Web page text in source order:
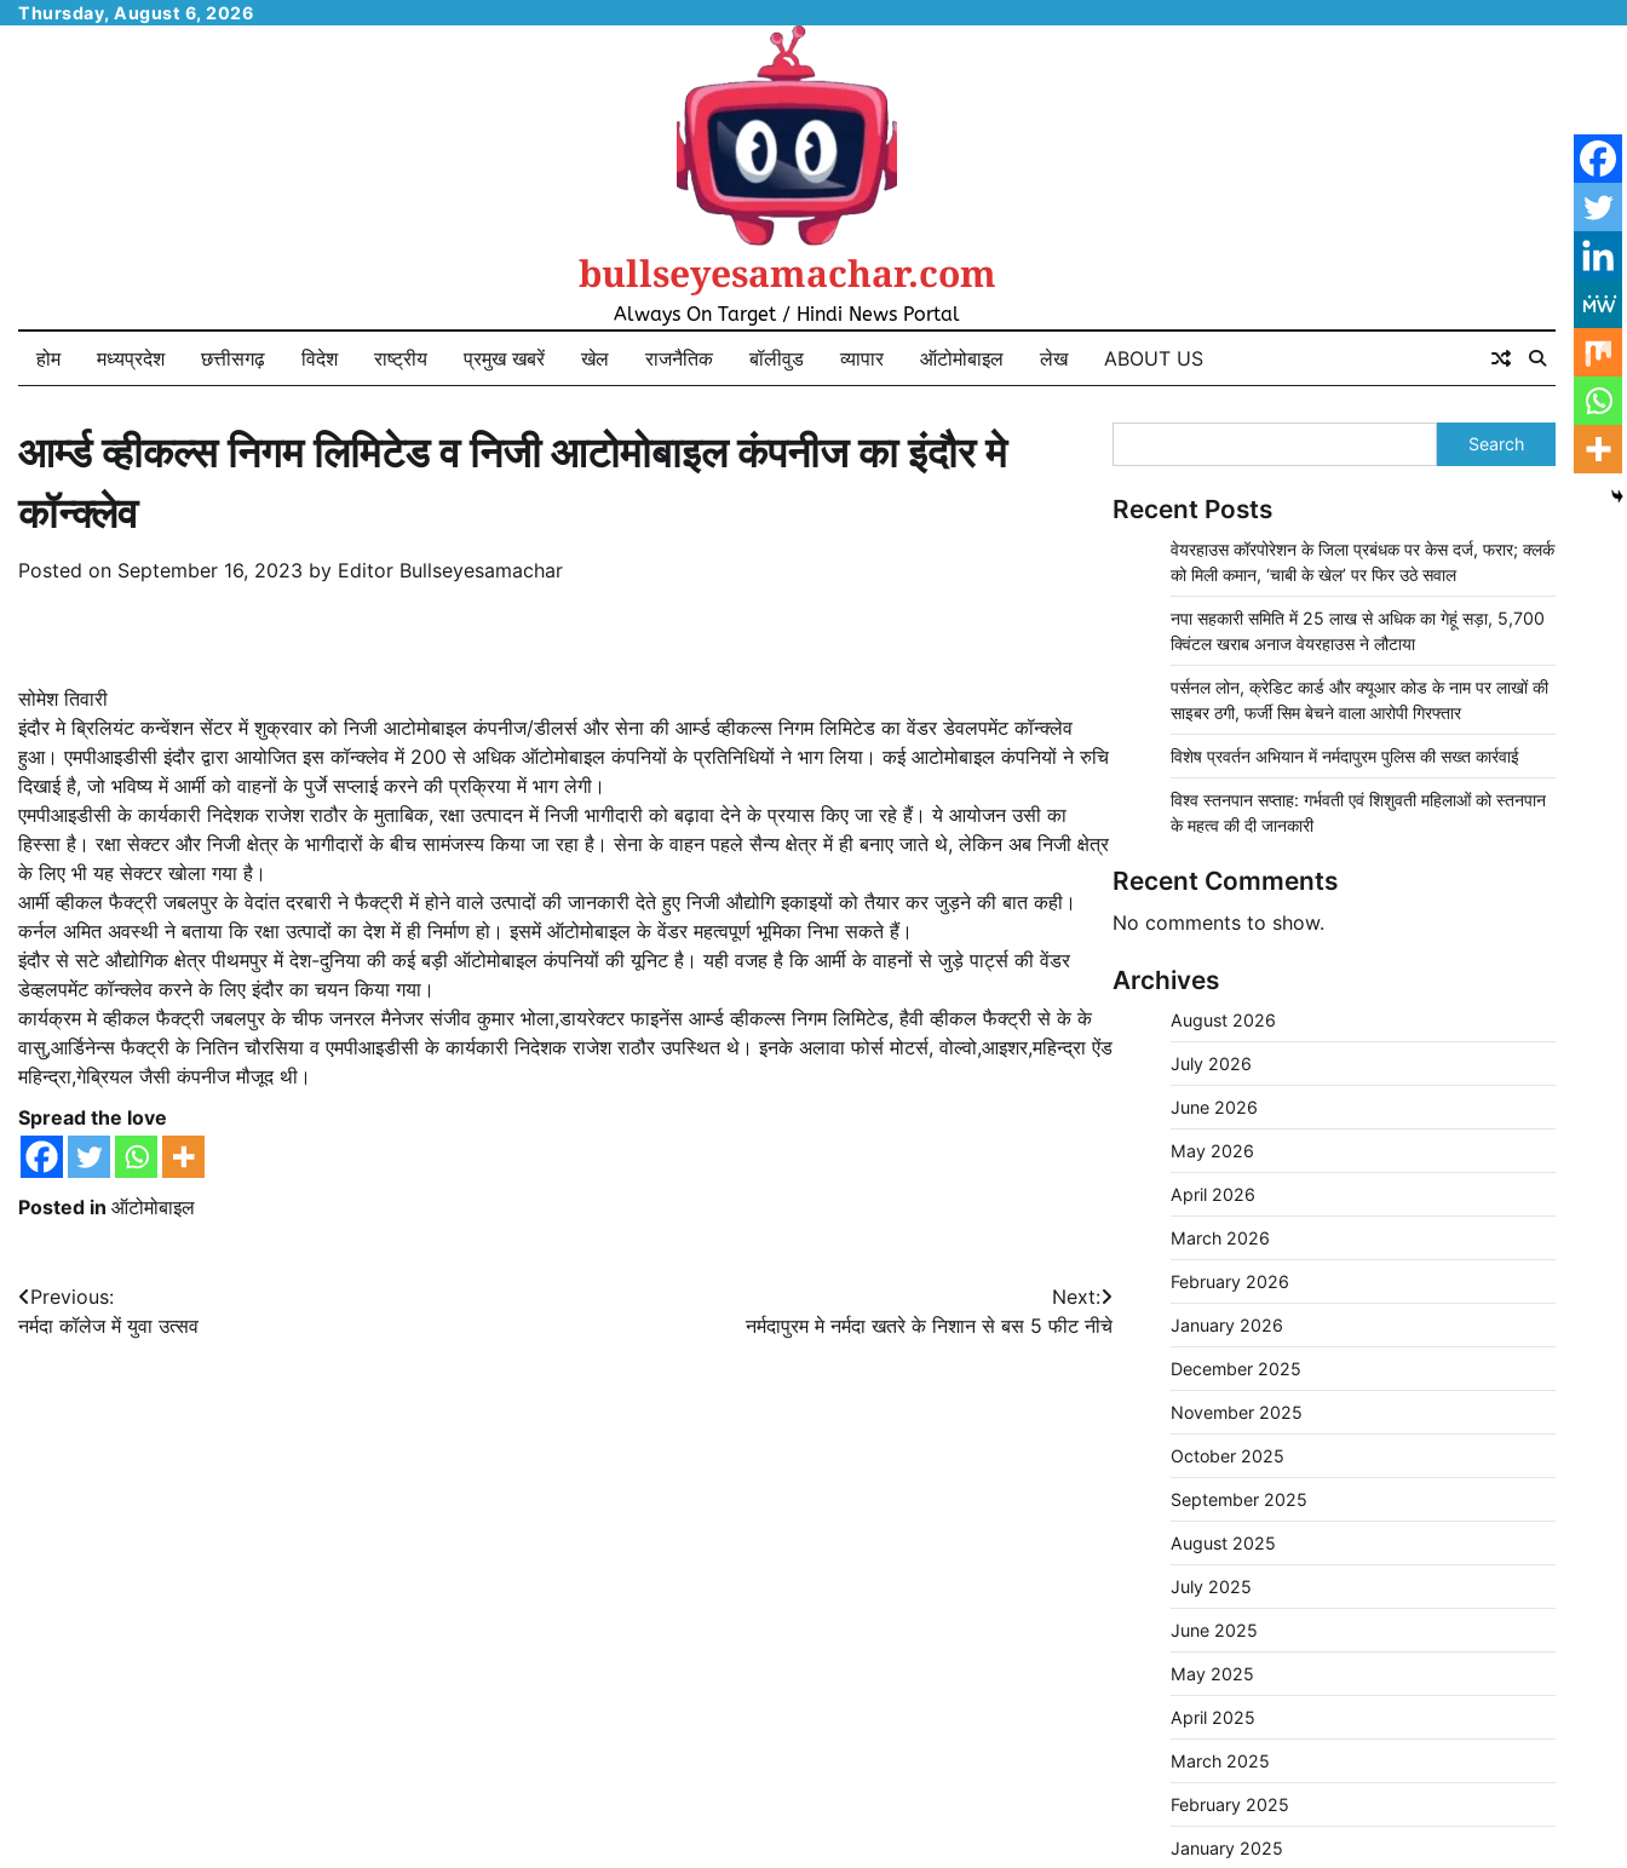
SkipThursday, August 6, 2026
bullseyesamachar.com
Always On Target / Hindi News Portal
होम मध्यप्रदेश छत्तीसगढ़ विदेश राष्ट्रीय प्रमुख खबरें खेल राजनैतिक बॉलीवुड व्यापार ऑटोमोबाइल लेख ABOUT US
आर्म्ड व्हीकल्स निगम लिमिटेड व निजी आटोमोबाइल कंपनीज का इंदौर मे
कॉन्क्लेव
Posted on September 16, 2023 by Editor Bullseyesamachar
सोमेश तिवारी
इंदौर मे ब्रिलियंट कन्वेंशन सेंटर में शुक्रवार को निजी आटोमोबाइल कंपनीज/डीलर्स और सेना की आर्म्ड व्हीकल्स निगम लिमिटेड का वेंडर डेवलपमेंट कॉन्क्लेव
हुआ। एमपीआइडीसी इंदौर द्वारा आयोजित इस कॉन्क्लेव में 200 से अधिक ऑटोमोबाइल कंपनियों के प्रतिनिधियों ने भाग लिया। कई आटोमोबाइल कंपनियों ने रुचि
दिखाई है, जो भविष्य में आर्मी को वाहनों के पुर्जे सप्लाई करने की प्रक्रिया में भाग लेगी।
एमपीआइडीसी के कार्यकारी निदेशक राजेश राठौर के मुताबिक, रक्षा उत्पादन में निजी भागीदारी को बढ़ावा देने के प्रयास किए जा रहे हैं। ये आयोजन उसी का
हिस्सा है। रक्षा सेक्टर और निजी क्षेत्र के भागीदारों के बीच सामंजस्य किया जा रहा है। सेना के वाहन पहले सैन्य क्षेत्र में ही बनाए जाते थे, लेकिन अब निजी क्षेत्र
के लिए भी यह सेक्टर खोला गया है।
आर्मी व्हीकल फैक्ट्री जबलपुर के वेदांत दरबारी ने फैक्ट्री में होने वाले उत्पादों की जानकारी देते हुए निजी औद्योगि इकाइयों को तैयार कर जुड़ने की बात कही।
कर्नल अमित अवस्थी ने बताया कि रक्षा उत्पादों का देश में ही निर्माण हो। इसमें ऑटोमोबाइल के वेंडर महत्वपूर्ण भूमिका निभा सकते हैं।
इंदौर से सटे औद्योगिक क्षेत्र पीथमपुर में देश-दुनिया की कई बड़ी ऑटोमोबाइल कंपनियों की यूनिट है। यही वजह है कि आर्मी के वाहनों से जुड़े पार्ट्स की वेंडर
डेव्हलपमेंट कॉन्क्लेव करने के लिए इंदौर का चयन किया गया।
कार्यक्रम मे व्हीकल फैक्ट्री जबलपुर के चीफ जनरल मैनेजर संजीव कुमार भोला,डायरेक्टर फाइनेंस आर्म्ड व्हीकल्स निगम लिमिटेड, हैवी व्हीकल फैक्ट्री से के के
वासु,आर्डिनेन्स फैक्ट्री के नितिन चौरसिया व एमपीआइडीसी के कार्यकारी निदेशक राजेश राठौर उपस्थित थे। इनके अलावा फोर्स मोटर्स, वोल्वो,आइशर,महिन्द्रा ऐंड
महिन्द्रा,गेब्रियल जैसी कंपनीज मौजूद थी।
Spread the love
Posted in ऑटोमोबाइल
Post
navigation
Previous:
नर्मदा कॉलेज में युवा उत्सव
Next:
नर्मदापुरम मे नर्मदा खतरे के निशान से बस 5 फीट नीचे
Search
Recent Posts
वेयरहाउस कॉरपोरेशन के जिला प्रबंधक पर केस दर्ज, फरार; क्लर्क
को मिली कमान, ‘चाबी के खेल’ पर फिर उठे सवाल
नपा सहकारी समिति में 25 लाख से अधिक का गेहूं सड़ा, 5,700
क्विंटल खराब अनाज वेयरहाउस ने लौटाया
पर्सनल लोन, क्रेडिट कार्ड और क्यूआर कोड के नाम पर लाखों की
साइबर ठगी, फर्जी सिम बेचने वाला आरोपी गिरफ्तार
विशेष प्रवर्तन अभियान में नर्मदापुरम पुलिस की सख्त कार्रवाई
विश्व स्तनपान सप्ताह: गर्भवती एवं शिशुवती महिलाओं को स्तनपान
के महत्व की दी जानकारी
Recent Comments
No comments to show.
Archives
August 2026
July 2026
June 2026
May 2026
April 2026
March 2026
February 2026
January 2026
December 2025
November 2025
October 2025
September 2025
August 2025
July 2025
June 2025
May 2025
April 2025
March 2025
February 2025
January 2025